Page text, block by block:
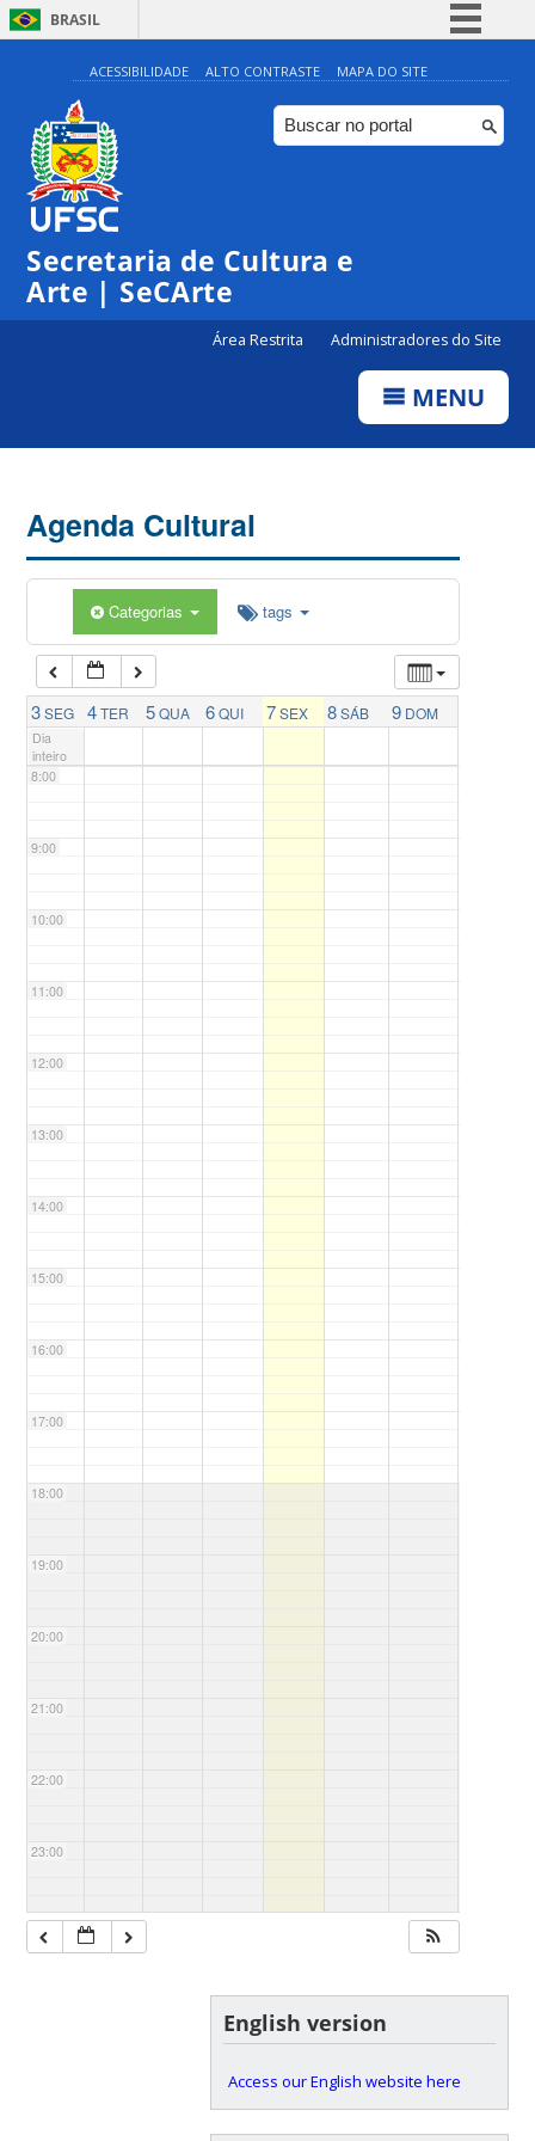
BRASIL
Simplifique!
Comunica BR
Participe
ACESSIBILIDADE ALTO CONTRASTE MAPA DO SITE
Secretaria de Cultura e
Arte | SeCArte
Área Restrita Administradores do Site
MENU
Agenda Cultural
Categorias tags
3SEG 4TER 5QUA 6QUI 7SEX 8SÁB 9 DOM
Dia
inteiro
0:00
1:00
5:00
7:00
8:00
9:00
10:00
11:00
12:00
13:00
14:00
15:00
16:00
17:00
18:00
19:00
20:00
21:00
22:00
23:00
English version
Access our English website here